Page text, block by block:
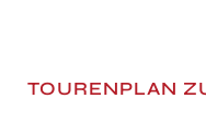
TOURENPLAN